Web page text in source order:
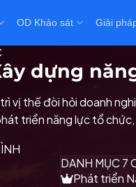
OD Khảo sát Giải
dựng
vị thế đòi hỏi doanh
triển năng lực tổ
DANH MỤC 7
Phát triển